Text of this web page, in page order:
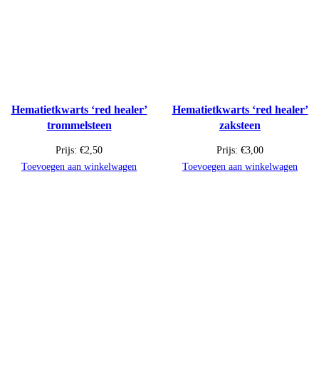
Hematietkwarts ‘red healer’
trommelsteen
Prijs: €2,50
Toevoegen aan winkelwagen
Hematietkwarts ‘red healer’
zaksteen
Prijs: €3,00
Toevoegen aan winkelwagen